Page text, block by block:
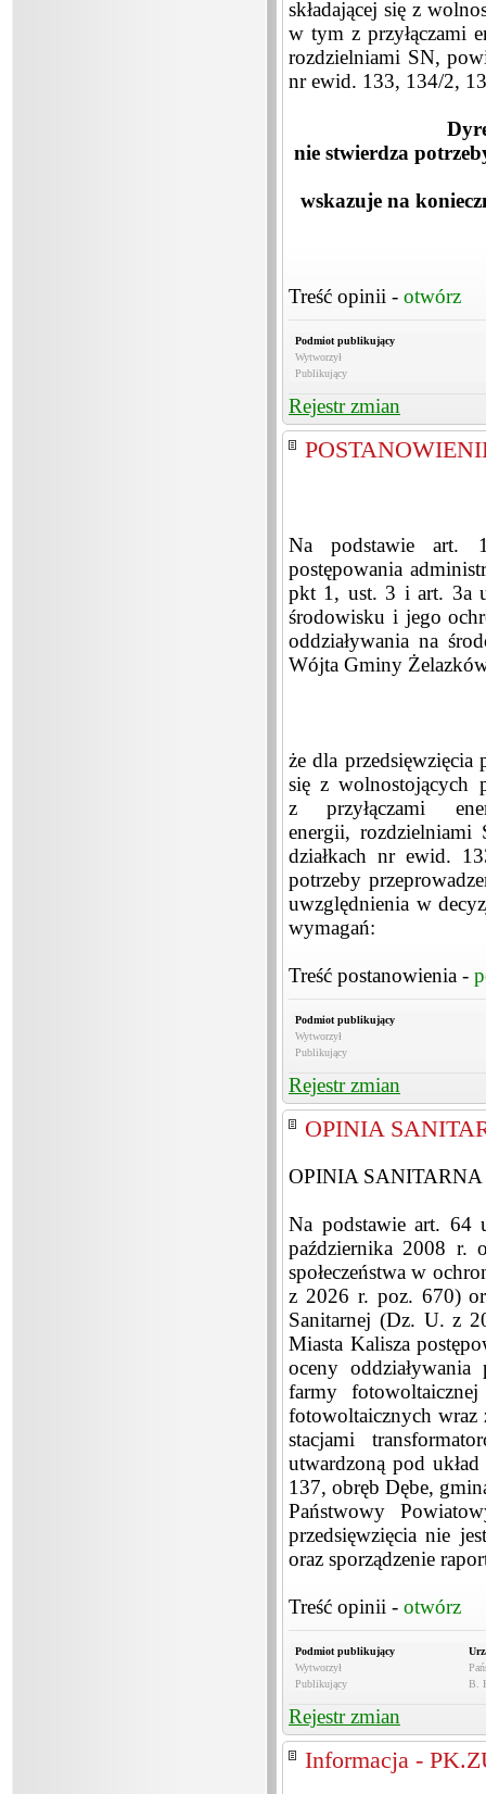
składającej się z
w tym z przyłączami
rozdzielniami SN,
nr ewid. 133, 134/2,
nie stwierdza
wskazuje na
Treść opinii - otwórz
Podmiot publikujący
Wytworzył
Publikujący
Rejestr zmian
Na podstawie
postępowania
pkt 1, ust. 3 i art. 3a
środowisku i jego
oddziaływania na
Wójta Gminy
że dla
się z wolnostojących
z przyłączami
energii, rozdzielniami
działkach nr ewid.
potrzeby
uwzględnienia w
wymagań:
Treść postanowienia -
Podmiot publikujący
Wytworzył
Publikujący
Rejestr zmian
OPINIA
OPINIA SANITARNA
Na podstawie art.
października 2008 r.
społeczeństwa w
z 2026 r. poz. 670)
Sanitarnej (Dz. U. z
Miasta Kalisza
oceny
farmy
fotowoltaicznych wraz
stacjami
utwardzoną pod
137, obręb Dębe,
Państwowy
przedsięwzięcia nie
oraz sporządzenie
Treść opinii - otwórz
Podmiot publikujący
Wytworzył
Publikujący
B.
Rejestr zmian
Informacja -